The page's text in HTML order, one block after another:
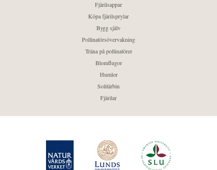
Fjärilsappar
Köpa fjärilsprylar
Bygg själv
Pollinatörsövervakning
Träna på pollinatörer
Blomflugor
Humlor
Solitärbin
Fjärilar